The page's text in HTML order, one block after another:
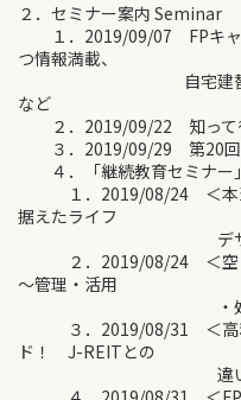
２．セミナー案内 Seminar
１．2019/09/07 FPキャ
つ情報満載、
自宅建替、企業型
など
２．2019/09/22 知って
３．2019/09/29 第20回
４．「継続教育セミナー
１．2019/08/24 ＜本当
据えたライフ
デザイ
２．2019/08/24 ＜空き
～管理・活用
・処分の実
３．2019/08/31 ＜高利
ド！ J-REITとの
違い